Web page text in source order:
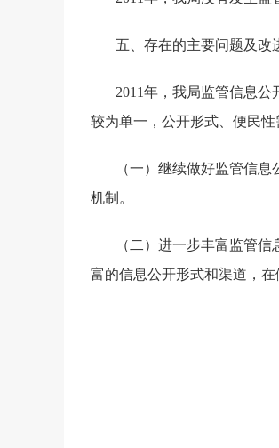
五、存在的主要问题及改
2011年，我局监管信息公
较为单一，公开形式、便民
（一）继续做好监管信
机制。
（二）进一步丰富监管
富的信息公开形式和渠道，
二○一